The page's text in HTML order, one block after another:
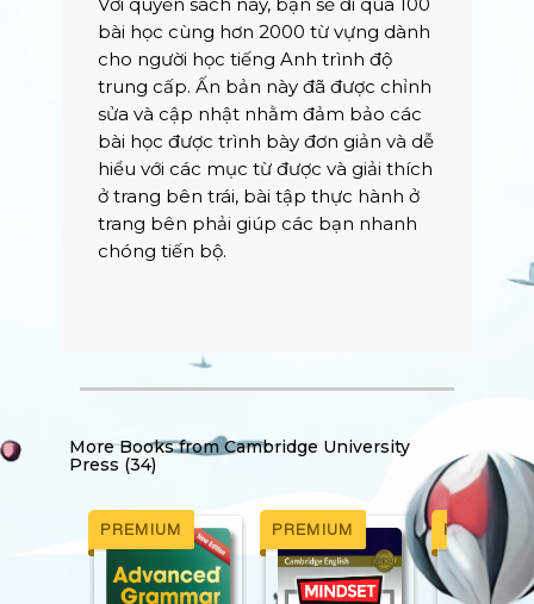
bài học cùng hơn 2000 từ vựng dành
cho người học tiếng Anh trình độ
trung cấp. Ấn bản này đã được chỉnh
sửa và cập nhật nhằm đảm bảo các
bài học được trình bày đơn giản và dễ
hiểu với các mục từ được và giải thích
ở trang bên trái, bài tập thực hành ở
trang bên phải giúp các bạn nhanh
chóng tiến bộ.
More Books fromCambridge University
Press (34)
PREMIUM PREMIUM PREMIUM